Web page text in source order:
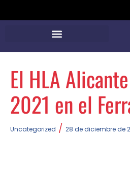
El HLA
2021 en el
Uncategorized / 28 de diciembre de